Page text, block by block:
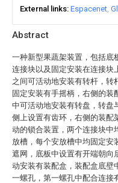
Abstract
一种新型果蔬架装置，包括底
连接块以及固定安装在连接块
之间可活动地安装有转杆，转
固定安装有手摇柄，右侧的装
中可活动地安装有转盘，转盘
侧上设置有齿环，右侧的装配
动的锁合装置，两个连接块中
放槽，每个安放槽中均固定安
遮网，底板中设置有开端朝向
动安装有装配盒，装配盒底壁
一螺孔，第一螺孔中配合连接
External links Espacenet